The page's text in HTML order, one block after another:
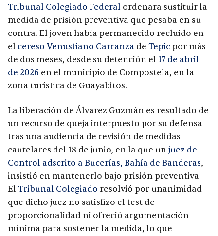
Tribunal Colegiado Federal ordenara sustituir la
medida de prisión preventiva que pesaba en su
contra. El joven había permanecido recluido en
el cereso Venustiano Carranza de Tepic por más
de dos meses, desde su detención el 17 de abril
de 2026 en el municipio de Compostela, en la
zona turística de Guayabitos.
La liberación de Álvarez Guzmán es resultado de
un recurso de queja interpuesto por su defensa
tras una audiencia de revisión de medidas
cautelares del 18 de junio, en la que unjuez de
Control adscrito a Bucerías, Bahía de Banderas,
insistió en mantenerlo bajo prisión preventiva.
El Tribunal Colegiado resolvió por unanimidad
que dicho juez no satisfizo el test de
proporcionalidad ni ofreció argumentación
mínima para sostener la medida, lo que